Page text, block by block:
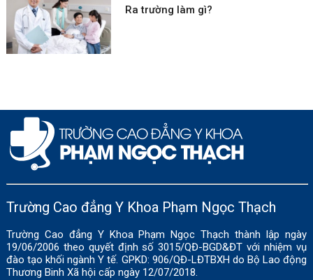
Ra trường làm gì?
Trường Cao đẳng Y Khoa Phạm Ngọc Thạch
Trường Cao đẳng Y Khoa Phạm Ngọc Thạch thành lập ngày
19/06/2006 theo quyết định số 3015/QĐ-BGD&ĐT với nhiệm vụ
đào tạo khối ngành Y tế. GPKD: 906/QĐ-LĐTBXH do Bộ Lao động
Thương Binh Xã hội cấp ngày 12/07/2018.